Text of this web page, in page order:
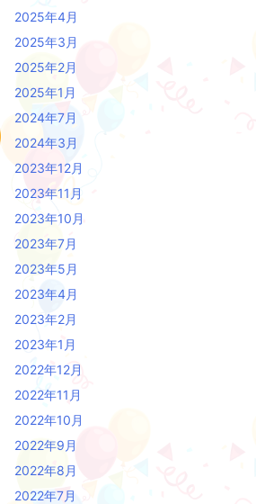
2025年4月
2025年3月
2025年2月
2025年1月
2024年7月
2024年3月
2023年12月
2023年11月
2023年10月
2023年7月
2023年5月
2023年4月
2023年2月
2023年1月
2022年12月
2022年11月
2022年10月
2022年9月
2022年8月
2022年7月